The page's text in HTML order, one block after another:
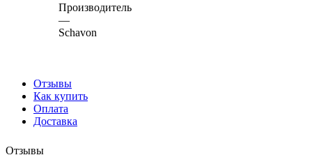
Производитель
—
Schavon
Отзывы
Как купить
Оплата
Доставка
Отзывы